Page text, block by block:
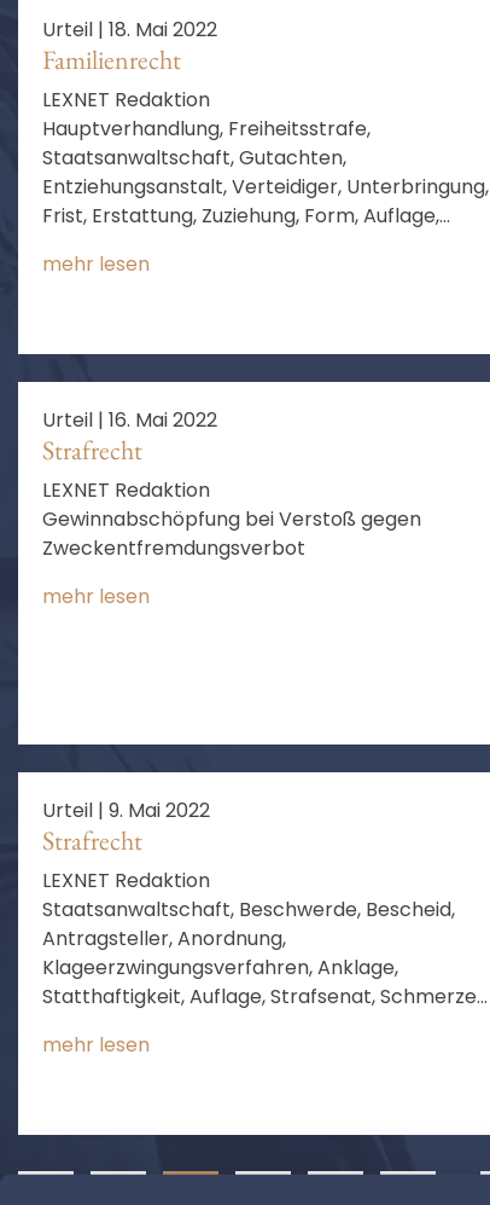
Urteil | 18. Mai 2022
Familienrecht
LEXNET Redaktion
Hauptverhandlung, Freiheitsstrafe,
Staatsanwaltschaft, Gutachten,
Entziehungsanstalt, Verteidiger, Unterbringung,
Frist, Erstattung, Zuziehung, Form, Auflage,
Unterbringung in Entziehungsanstalt,
mehr lesen
Urteil | 16. Mai 2022
Strafrecht
LEXNET Redaktion
Gewinnabschöpfung bei Verstoß gegen
Zweckentfremdungsverbot
mehr lesen
Urteil | 9. Mai 2022
Strafrecht
LEXNET Redaktion
Staatsanwaltschaft, Beschwerde, Bescheid,
Antragsteller, Anordnung,
Klageerzwingungsverfahren, Anklage,
Statthaftigkeit, Auflage, Strafsenat, Schmerzen,
gerichtliche Entscheidung, Antrag auf
mehr lesen